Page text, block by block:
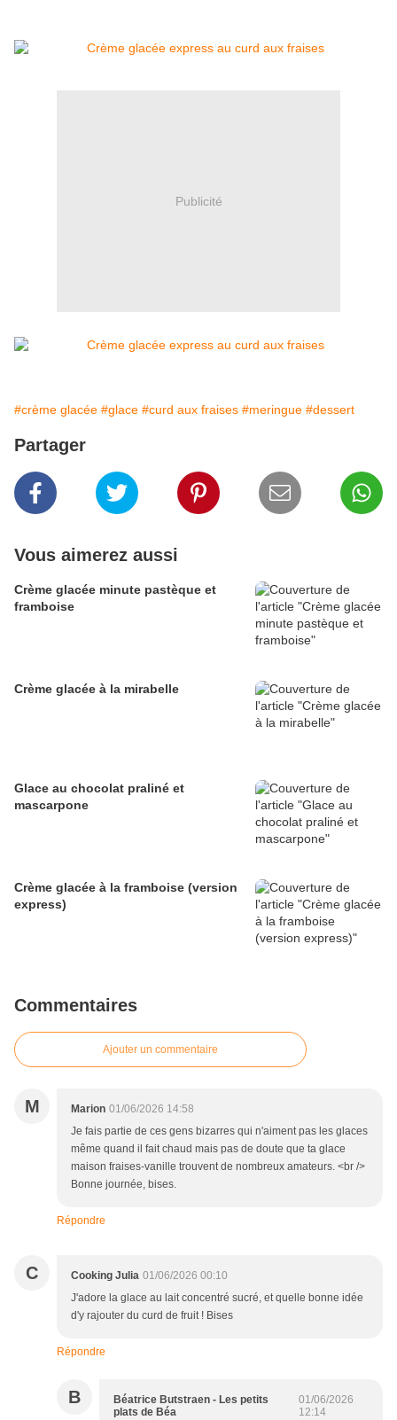
Publicité
#crème glacée #glace #curd aux fraises #meringue #dessert
Partager
Vous aimerez aussi
Crème glacée minute pastèque et
framboise
Crème glacée à la mirabelle
Glace au chocolat praliné et
mascarpone
Crème glacée à la framboise (version
express)
Commentaires
Ajouter un commentaire
M Marion 01/06/2026 14:58
Je fais partie de ces gens bizarres qui n'aiment pas les glaces
même quand il fait chaud mais pas de doute que ta glace
maison fraises-vanille trouvent de nombreux amateurs. <br />
Bonne journée, bises.
Répondre
C Cooking Julia 01/06/2026 00:10
J'adore la glace au lait concentré sucré, et quelle bonne idée
d'y rajouter du curd de fruit ! Bises
Répondre
B
Béatrice Butstraen - Les petits
plats de Béa
01/06/2026
12:14